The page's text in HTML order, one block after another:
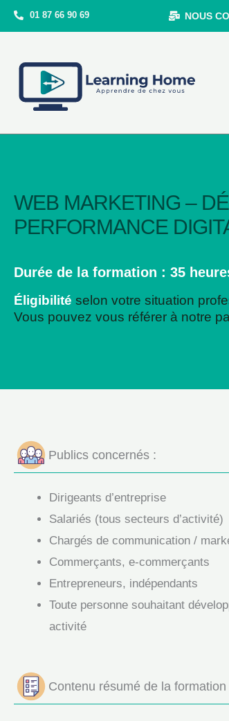
Aller
au
01 87 66 90 69 NOUS
WEB MARKETING –
PERFORMANCE
Durée de la formation : 35
Éligibilité selon votre situation
Vous pouvez vous référer à notre
Publics concernés :
Dirigeants d’entreprise
Salariés (tous secteurs d’activité)
Chargés de communication /
Commerçants, e-commerçants
Entrepreneurs, indépendants
Toute personne souhaitant
activité
Contenu résumé de la formation